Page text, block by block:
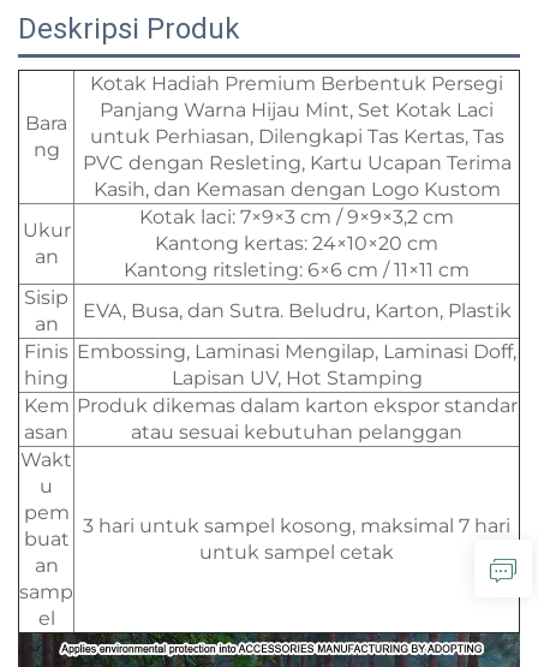
Deskripsi Produk
Bara
ng
Kotak Hadiah Premium Berbentuk Persegi
Panjang Warna Hijau Mint, Set Kotak Laci
untuk Perhiasan, Dilengkapi Tas Kertas, Tas
PVC dengan Resleting, Kartu Ucapan Terima
Kasih, dan Kemasan dengan Logo Kustom
Ukur
an
Kotak laci: 7×9×3 cm / 9×9×3,2 cm
Kantong kertas: 24×10×20 cm
Kantong ritsleting: 6×6 cm / 11×11 cm
Sisip
an
EVA, Busa, dan Sutra. Beludru, Karton, Plastik
Finis
hing
Embossing, Laminasi Mengilap, Laminasi Doff,
Lapisan UV, Hot Stamping
Kem
asan
Produk dikemas dalam karton ekspor standar
atau sesuai kebutuhan pelanggan
Wakt
u
pem
buat
an
samp
el
3 hari untuk sampel kosong, maksimal 7 hari
untuk sampel cetak